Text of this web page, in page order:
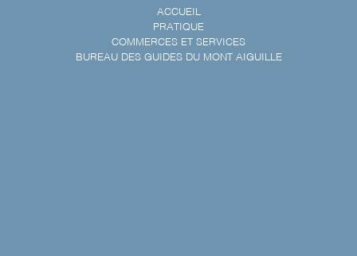
ACCUEIL
PRATIQUE
COMMERCES ET SERVICES
BUREAU DES GUIDES DU MONT AIGUILLE